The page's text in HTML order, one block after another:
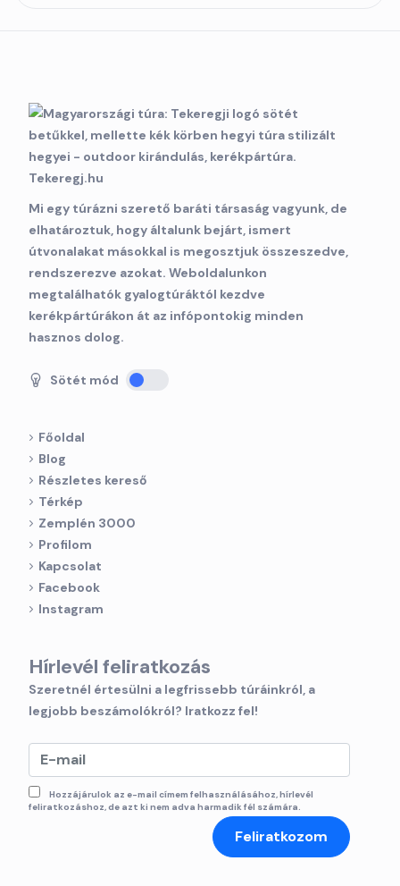
Mi egy túrázni szerető baráti társaság vagyunk, de
elhatároztuk, hogy általunk bejárt, ismert
útvonalakat másokkal is megosztjuk összeszedve,
rendszerezve azokat. Weboldalunkon
megtalálhatók gyalogtúráktól kezdve
kerékpártúrákon át az infópontokig minden
hasznos dolog.
Sötét mód
Főoldal
Blog
Részletes kereső
Térkép
Zemplén 3000
Profilom
Kapcsolat
Facebook
Instagram
Hírlevél feliratkozás
Szeretnél értesülni a legfrissebb túráinkról, a
legjobb beszámolókról? Iratkozz fel!
Hozzájárulok az e-mail címem felhasználásához, hírlevél
feliratkozáshoz, de azt ki nem adva harmadik fél számára.
Feliratkozom